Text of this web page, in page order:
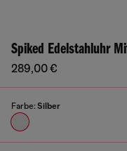
Spiked Edelstahluhr
289,00 €
Farbe: Silber